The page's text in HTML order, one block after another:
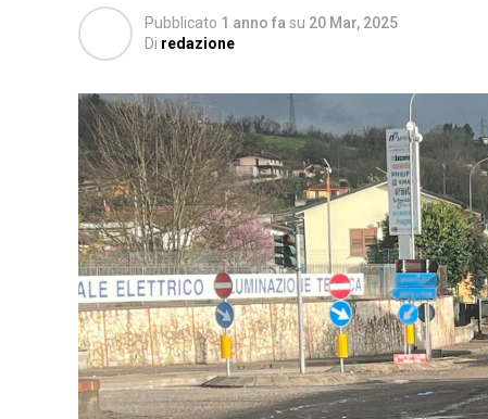
Pubblicato 1 anno fa su 20 Mar, 2025
Di redazione